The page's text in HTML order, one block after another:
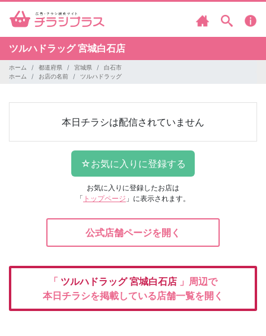
ツルハドラッグ宮城白石店
ホーム 都道府県 宮城県
白石市
ホーム
お店の名前 ツルハドラッグ
本日チラシは配信されていません
お気に入りに登録したお店は
「 トップページ 」に表示されます。
公式店舗ページを開く
「 ツルハドラッグ宮城白石店 」周辺で
本日チラシを掲載している店舗一覧を開く